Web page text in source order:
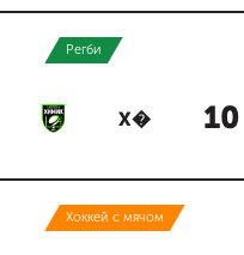
Регби
Х� 10
Хоккей с мячом